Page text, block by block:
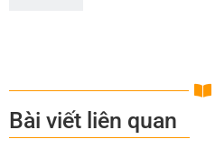
Bài viết liên quan